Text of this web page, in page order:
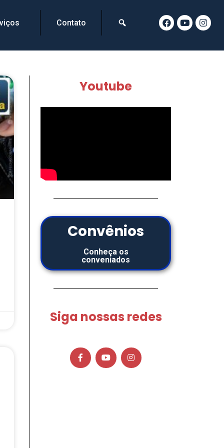
Contato
Youtube
Convênios
Conheça os
conveniados
Siga nossas redes